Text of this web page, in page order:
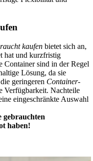
kaufen bietet sich an,
hat und kurzfristig
Container sind in der Regel
Lösung, da sie
geringeren Container-
Verfügbarkeit. Nachteile
eingeschränkte Auswahl
gebrauchten
haben!